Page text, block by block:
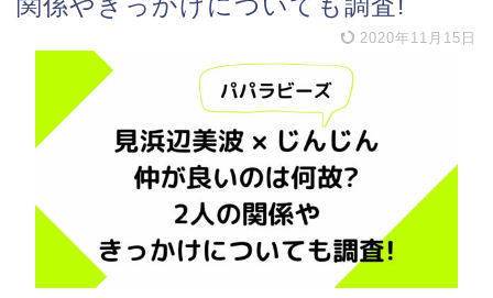
2020年11月15日